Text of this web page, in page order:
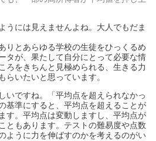
うには見えませんよね。大人でもだま
りとあらゆる学校の生徒をひっくるめ
タが、果たして自分にとって必要な情
ろをきちんと見極められる、生きる力
らいたいと思っています。
いですね。「平均点を超えられなかっ
基準にすると、平均点を超えることが
す。平均点は変動しますし、平均点が
ともあります。テストの難易度や点数
ように力を伸ばすのかを考えるのがい